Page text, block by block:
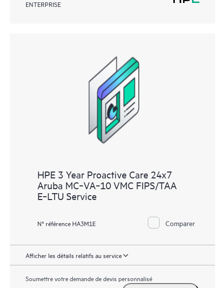
ENTERPRISE
HPE 3 Year Proactive Care 24x7
Aruba MC‑VA‑10 VMC FIPS/TAA
E‑LTU Service
N° référence HA3M1E Comparer
Afficher les détails relatifs au service
Soumettre votre demande de devis personnalisé